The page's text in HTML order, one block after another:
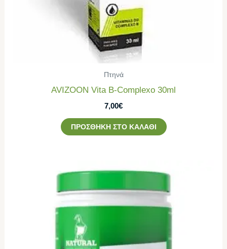
Πτηνά
AVIZOON Vita B-Complexo 30ml
7,00€
ΠΡΟΣΘΉΚΗ ΣΤΟ ΚΑΛΆΘΙ